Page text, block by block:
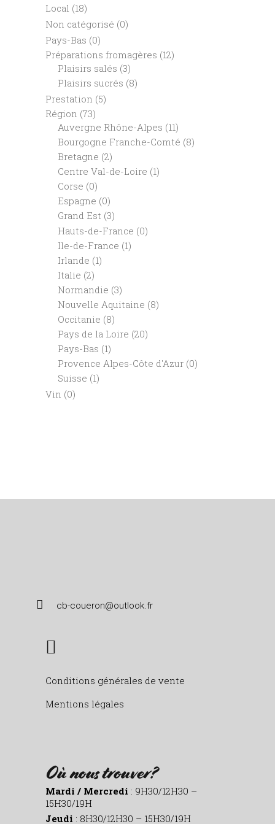
Local (18)
Non catégorisé (0)
Pays-Bas (0)
Préparations fromagères (12)
Plaisirs salés (3)
Plaisirs sucrés (8)
Prestation (5)
Région (73)
Auvergne Rhône-Alpes (11)
Bourgogne Franche-Comté (8)
Bretagne (2)
Centre Val-de-Loire (1)
Corse (0)
Espagne (0)
Grand Est (3)
Hauts-de-France (0)
Ile-de-France (1)
Irlande (1)
Italie (2)
Normandie (3)
Nouvelle Aquitaine (8)
Occitanie (8)
Pays de la Loire (20)
Pays-Bas (1)
Provence Alpes-Côte d'Azur (0)
Suisse (1)
Vin (0)
cb-coueron@outlook.fr
Conditions générales de vente
Mentions légales
Où nous trouver?
Mardi / Mercredi : 9H30/12H30 –
15H30/19H
Jeudi : 8H30/12H30 – 15H30/19H